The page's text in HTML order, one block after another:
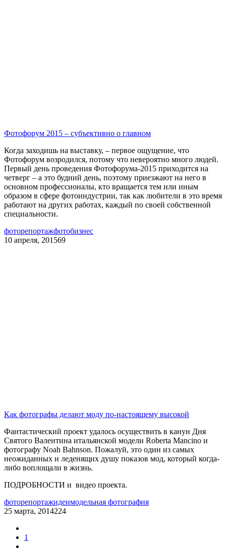
Фотофорум 2015 – субъективно о главном
Когда заходишь на выставку, – первое ощущение, что
Фотофорум возродился, потому что невероятно много людей.
Первый день проведения Фотофорума-2015 приходится на
четверг – а это будний день, поэтому приезжают на него в
основном профессионалы, кто вращается тем или иным
образом в сфере фотоиндустрии, так как любители в это время
работают на других работах, каждый по своей собственной
специальности.
фоторепортажфотобизнес
10 апреля, 201569
Как фотографы делают моду по-настоящему высокой
Фантастический проект удалось осуществить в канун Дня
Святого Валентина итальянской модели Roberta Mancino и
фотографу Noah Bahnson. Пожалуй, это один из самых
неожиданных и леденящих душу показов мод, который когда-
либо воплощали в жизнь.
ПОДРОБНОСТИ и видео проекта.
фоторепортажидеимодельная фотография
25 марта, 2014224
1